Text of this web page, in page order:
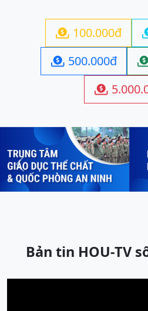
 100.000đ
 500.000đ

Previous
Bản tin HOU-TV